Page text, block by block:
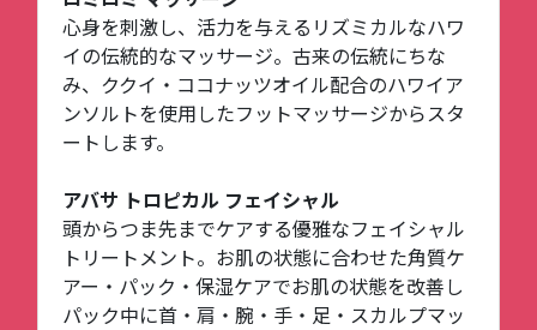
心身を刺激し、活力を与えるリズミカルなハワ
イの伝統的なマッサージ。古来の伝統にちな
み、ククイ・ココナッツオイル配合のハワイア
ンソルトを使用したフットマッサージからスタ
ートします。
アバサ トロピカル フェイシャル
頭からつま先までケアする優雅なフェイシャル
トリートメント。お肌の状態に合わせた角質ケ
アー・パック・保湿ケアでお肌の状態を改善し
パック中に首・肩・腕・手・足・スカルプマッ